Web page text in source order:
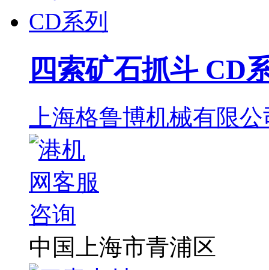
四索矿石抓斗 CD
上海格鲁博机械有限
中国上海市青浦区